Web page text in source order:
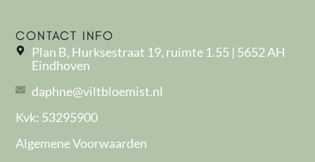
CONTACT INFO
Plan B, Hurksestraat 19, ruimte 1.55 | 5652 AH
Eindhoven
daphne@viltbloemist.nl
Kvk: 53295900
Algemene Voorwaarden